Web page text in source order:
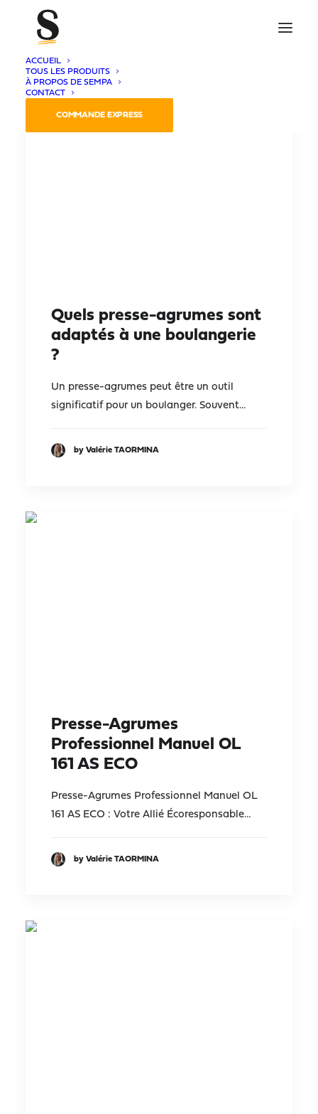
ACCUEIL
TOUS LES PRODUITS
À PROPOS DE SEMPA
CONTACT
COMMANDE EXPRESS
Quels presse-agrumes sont
adaptés à une boulangerie
?
Un presse-agrumes peut être un outil
significatif pour un boulanger. Souvent…
by Valérie TAORMINA
Presse-Agrumes
Professionnel Manuel OL
161 AS ECO
Presse-Agrumes Professionnel Manuel OL
161 AS ECO : Votre Allié Écoresponsable…
by Valérie TAORMINA